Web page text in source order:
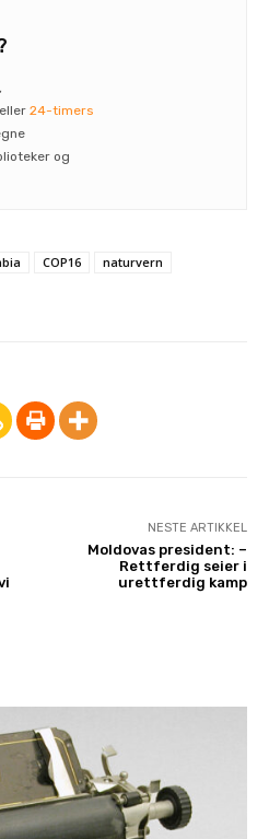
,
eller 24-timers
og
COP16
naturvern
NESTE ARTIKKEL
Moldovas president: –
Rettferdig seier i
urettferdig kamp